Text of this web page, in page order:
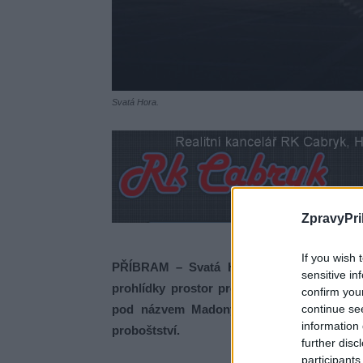
If you wish
sensitive
confirm
continue
information
further
Svatá Hora.
PŘÍBRAM – Svatá Hora pořádá v
prohlídky prostor proboštství, které je
pod názvem Madony v kovu a z kovu
proboštství.